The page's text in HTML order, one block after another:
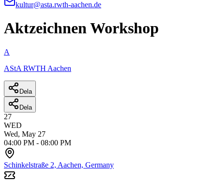
kultur@asta.rwth-aachen.de
Aktzeichnen Workshop
A
AStA RWTH Aachen
Dela
Dela
27
WED
Wed, May 27
04:00 PM - 08:00 PM
Schinkelstraße 2, Aachen, Germany